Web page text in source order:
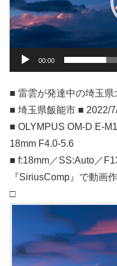
ー
ヤ
ー
00:00
■ 雷雲が発達中の埼玉
■ 埼玉県飯能市 ■ 2022/
■ OLYMPUS OM-D E-
18mm F4.0-5.6
■ f:18mm／SS:Auto／
『SiriusComp』で動画
□